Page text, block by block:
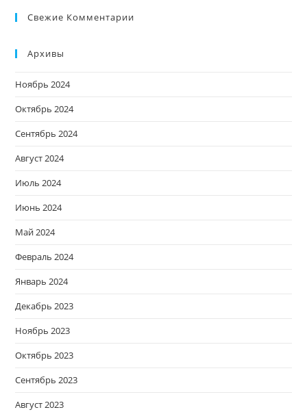
Свежие Комментарии
Архивы
Ноябрь 2024
Октябрь 2024
Сентябрь 2024
Август 2024
Июль 2024
Июнь 2024
Май 2024
Февраль 2024
Январь 2024
Декабрь 2023
Ноябрь 2023
Октябрь 2023
Сентябрь 2023
Август 2023